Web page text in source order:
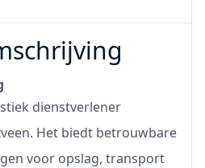
dienstverlener
Het biedt betrouwbare
voor opslag, transport